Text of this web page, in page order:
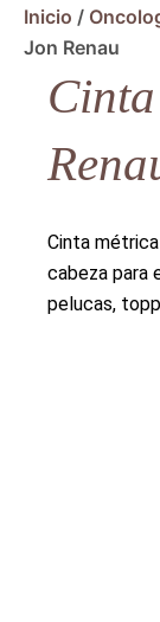
Inicio /
Jon Renau
Cinta
cabeza para
pelucas,